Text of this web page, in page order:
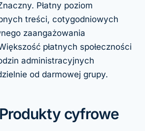
Płatny poziom
treści, cotygodniowych
zaangażowania
płatnych społeczności
administracyjnych
od darmowej grupy.
cyfrowe